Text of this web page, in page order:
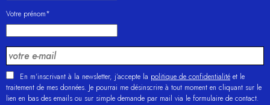
Votre prénom*
En m'inscrivant à la newsletter, j’accepte la politique de confidentialité et le
traitement de mes données. Je pourrai me désinscrire à tout moment en cliquant sur le
lien en bas des emails ou sur simple demande par mail via le formulaire de contact.